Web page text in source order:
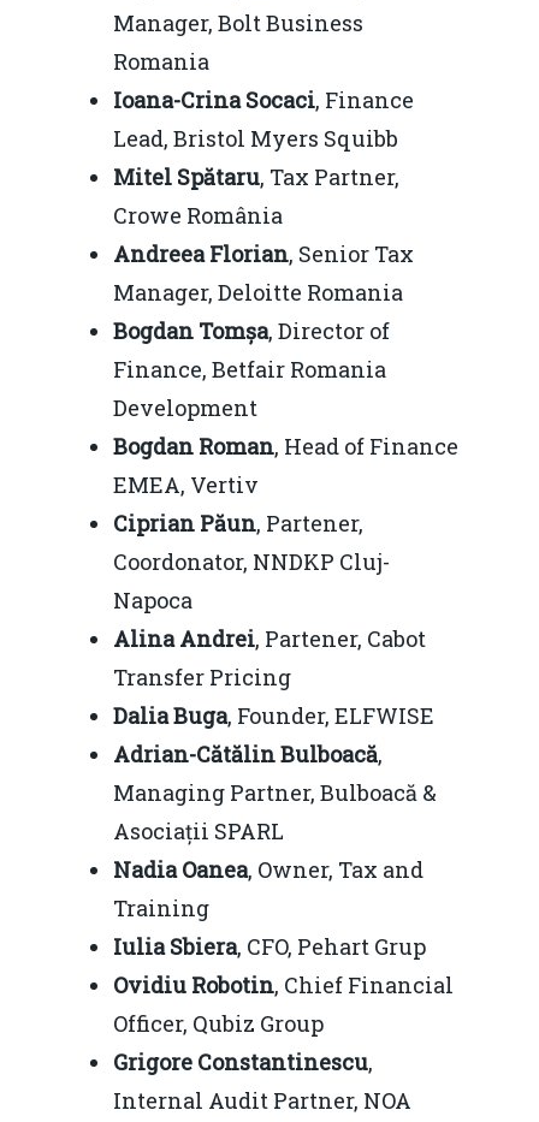
Manager, Bolt Business
Romania
Ioana-Crina Socaci, Finance
Lead, Bristol Myers Squibb
Mitel Spătaru, Tax Partner,
Crowe România
Andreea Florian, Senior Tax
Manager, Deloitte Romania
Bogdan Tomșa, Director of
Finance, Betfair Romania
Development
Bogdan Roman, Head of Finance
EMEA, Vertiv
Ciprian Păun, Partener,
Coordonator, NNDKP Cluj-
Napoca
Alina Andrei, Partener, Cabot
Transfer Pricing
Dalia Buga, Founder, ELFWISE
Adrian-Cătălin Bulboacă,
Managing Partner, Bulboacă &
Asociații SPARL
Nadia Oanea, Owner, Tax and
Training
Iulia Sbiera, CFO, Pehart Grup
Ovidiu Robotin, Chief Financial
Officer, Qubiz Group
Grigore Constantinescu,
Internal Audit Partner, NOA